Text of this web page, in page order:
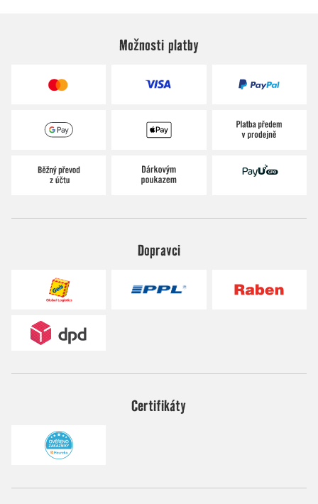
Možnosti platby
Dopravci
Certifikáty